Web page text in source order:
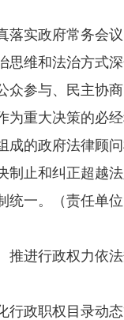
实政府常务会议
思维和法治方式
众参与、民主协
为重大决策的必
成的政府法律顾
制止和纠正超越
统一。（责任单
进行政权力依法
政职权目录动态